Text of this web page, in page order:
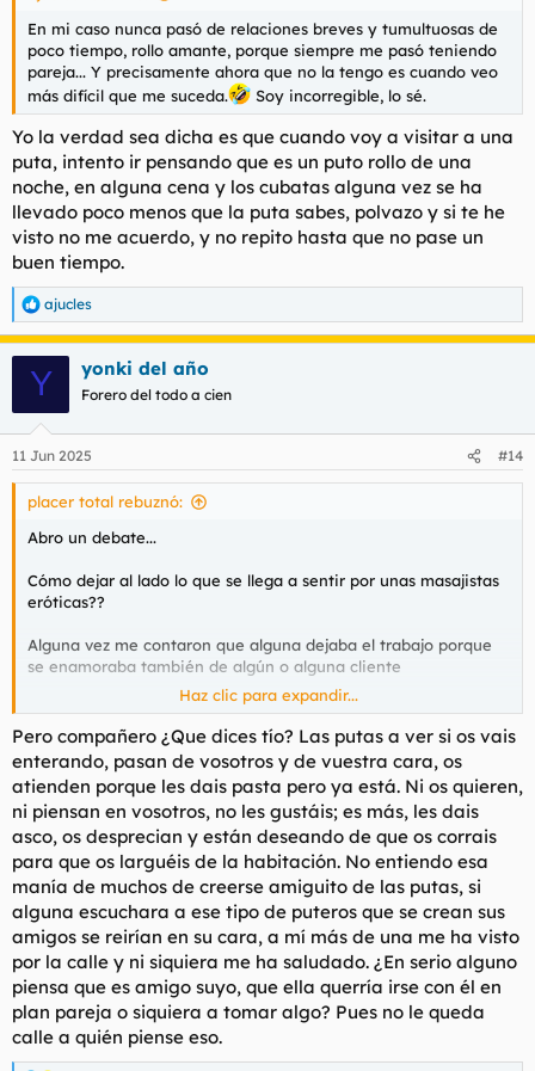
En mi caso nunca pasó de relaciones breves y tumultuosas de
poco tiempo, rollo amante, porque siempre me pasó teniendo
pareja... Y precisamente ahora que no la tengo es cuando veo
más difícil que me suceda.
Soy incorregible, lo sé.
Yo la verdad sea dicha es que cuando voy a visitar a una
puta, intento ir pensando que es un puto rollo de una
noche, en alguna cena y los cubatas alguna vez se ha
llevado poco menos que la puta sabes, polvazo y si te he
visto no me acuerdo, y no repito hasta que no pase un
buen tiempo.
R
e
a
e
s
ajucles
Y yonki del año
Forero del todo a cien
11 Jun 2025 #14
placer total rebuznó:
Abro un debate...
Cómo dejar al lado lo que se llega a sentir por unas masajistas
eróticas??
Alguna vez me contaron que alguna dejaba el trabajo porque
se enamoraba también de algún o alguna cliente
Ellas ls pasará también??
Enamorarse de alguien y dejarlo todo por amor??
Te enamoras pero sabes que en el fondo salvo lotería de que
una chica así quiera dejar su trabajo e irse contigo(Algo que
sólo ocurrirá de cada 1000 chicas)
Mezclar lo bien que te hacen sentir sabiendo que luego se
tienen que comer al rato más pollas ufff
Ojalá triunfen en la vida
Ls deseo lo mejor....
Es difícil asumir que gracias a qué se dedican durante un
tiempo a masajistas eróticas podemos disfrutar de ellas
Haz clic para expandir...
Pero compañero ¿Que dices tío? Las putas a ver si os vais
enterando, pasan de vosotros y de vuestra cara, os
atienden porque les dais pasta pero ya está. Ni os quieren,
ni piensan en vosotros, no les gustáis; es más, les dais
asco, os desprecian y están deseando de que os corrais
para que os larguéis de la habitación. No entiendo esa
manía de muchos de creerse amiguito de las putas, si
alguna escuchara a ese tipo de puteros que se crean sus
amigos se reirían en su cara, a mí más de una me ha visto
por la calle y ni siquiera me ha saludado. ¿En serio alguno
piensa que es amigo suyo, que ella querría irse con él en
plan pareja o siquiera a tomar algo? Pues no le queda
calle a quién piense eso.